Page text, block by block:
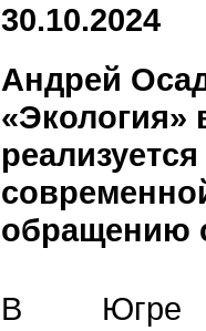
30.10.2024
Андрей
«Экология»
обращению
В Югре